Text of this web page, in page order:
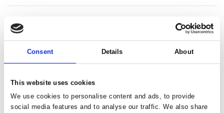
Consent Details About
This website uses cookies
We use cookies to personalise content and ads, to provide
social media features and to analyse our traffic. We also share
KristianP
Gitte Degnemark